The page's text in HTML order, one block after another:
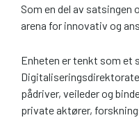
Som en del av satsingen
arena for innovativ og
Enheten er tenkt som et
pådriver, veileder og
private aktører,